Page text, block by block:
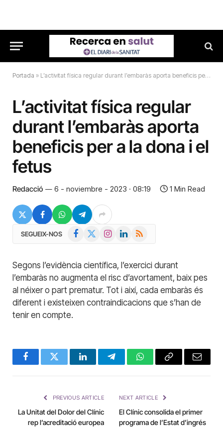
Portada » L’activitat física regular durant l’embaràs aporta beneficis per a la dona i el fetus
L’activitat física regular
durant l’embaràs aporta
beneficis per a la dona i el
fetus
Redacció 6 - noviembre - 2023 · 08:19 1 Min Read
SEGUEIX-NOS Facebook InstagramLinkedIn
RSS
Segons l’evidència científica, l’exercici durant
l’embaràs no augmenta el risc d’avortament, baix pes
al néixer o part prematur. Tot i així, cada embaràs és
diferent i existeixen contraindicacions que s’han de
tenir en compte.
FacebookTwitter LinkedInTelegramWhatsAppCopy
Email
PREVIOUS ARTICLE
La Unitat del Dolor del Clínic
rep l’acreditació europea
NEXT ARTICLE
El Clínic consolida el primer
programa de l’Estat d’ingrés